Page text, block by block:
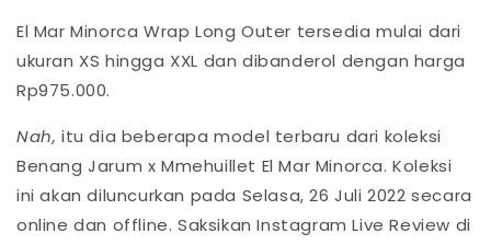
El Mar Minorca Wrap Long Outer tersedia mulai dari
ukuran XS hingga XXL dan dibanderol dengan harga
Rp975.000.
Nah, itu dia beberapa model terbaru dari koleksi
Benang Jarum x Mmehuillet El Mar Minorca. Koleksi
ini akan diluncurkan pada Selasa, 26 Juli 2022 secara
online dan offline. Saksikan Instagram Live Review di